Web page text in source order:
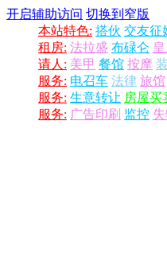
开启辅助访问 切换到窄版
本站特色: 搭伙 交友征
租房: 法拉盛 布碌仑
请人: 美甲 餐馆 按摩
服务: 电召车 法律 旅馆
服务: 生意转让 房屋买
服务: 广告印刷 监控